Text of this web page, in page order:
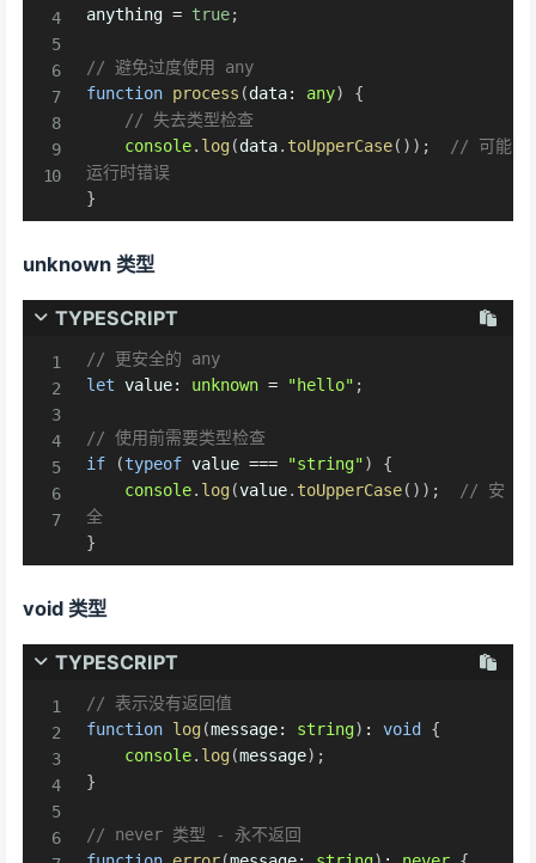
anything = true;
// 避免过度使用 any
function process (data: any)
{
// 失去类型检查
console. log (data. toUpperCase( ) ) ;
// 可能
运行时错误
}
unknown 类型
TYPESCRIPT
// 更安全的 any
let value: unknown = "hello" ;
// 使用前需要类型检查
if
(typeof value === "string")
{
console. log (value. toUpperCase( ) ) ;
// 安
全
}
void 类型
TYPESCRIPT
// 表示没有返回值
function log (message: string) : void
{
console. log (message) ;
}
// never 类型 - 永不返回